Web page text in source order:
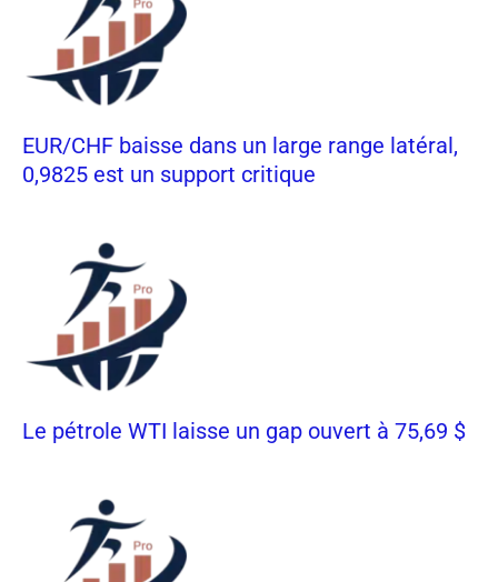
EUR/CHF baisse dans un large range latéral,
0,9825 est un support critique
Le pétrole WTI laisse un gap ouvert à 75,69 $